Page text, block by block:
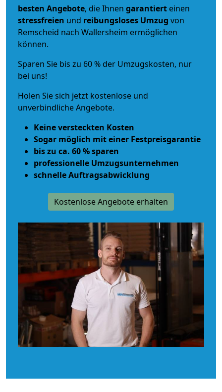
besten Angebote, die Ihnen garantiert einen
stressfreien und reibungsloses Umzug von
Remscheid nach Wallersheim ermöglichen
können.
Sparen Sie bis zu 60 % der Umzugskosten, nur
bei uns!
Holen Sie sich jetzt kostenlose und
unverbindliche Angebote.
Keine versteckten Kosten
Sogar möglich mit einer Festpreisgarantie
bis zu ca. 60 % sparen
professionelle Umzugsunternehmen
schnelle Auftragsabwicklung
Kostenlose Angebote erhalten